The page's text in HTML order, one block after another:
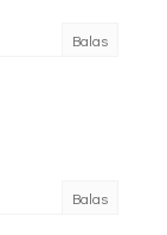
Balas
Balas